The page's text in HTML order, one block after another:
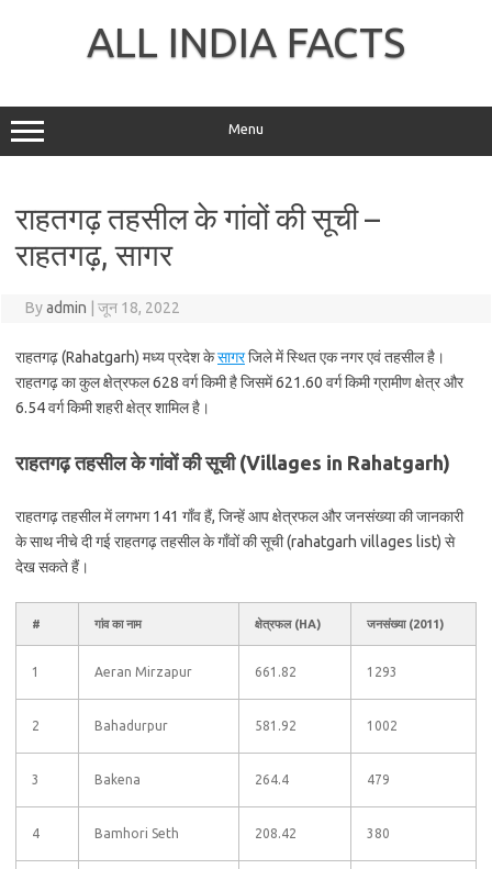
ALL INDIA FACTS
Menu
राहतगढ़ तहसील के गांवों की सूची –
राहतगढ़, सागर
Byadmin जून 18, 2022
राहतगढ़ (Rahatgarh) मध्य प्रदेश केसागरजिले में स्थित एक नगर एवं तहसील है।
राहतगढ़ का कुल क्षेत्रफल 628 वर्ग किमी है जिसमें 621.60 वर्ग किमी ग्रामीण क्षेत्र और
6.54 वर्ग किमी शहरी क्षेत्र शामिल है।
राहतगढ़ तहसील के गांवों की सूची (Villages in Rahatgarh)
राहतगढ़ तहसील में लगभग 141 गाँव हैं, जिन्हें आप क्षेत्रफल और जनसंख्या की जानकारी
के साथ नीचे दी गई राहतगढ़ तहसील के गाँवों की सूची (rahatgarh villages list) से
देख सकते हैं।
# गांव का नाम क्षेत्रफल (HA) जनसंख्या (2011)
1 Aeran Mirzapur 661.82 1293
2 Bahadurpur 581.92 1002
3 Bakena 264.4 479
4 Bamhori Seth 208.42 380